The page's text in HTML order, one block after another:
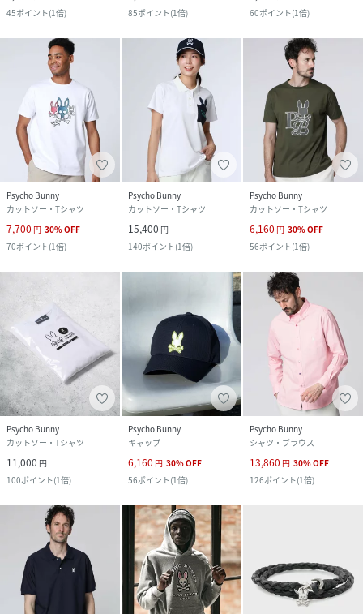
45ポイント(1倍)
85ポイント(1倍)
60ポイント(1倍)
Psycho Bunny
カットソー・Tシャツ
7,700 円 30%OFF
70ポイント(1倍)
Psycho Bunny
カットソー・Tシャツ
15,400 円
140ポイント(1倍)
Psycho Bunny
カットソー・Tシャツ
6,160 円 30%OFF
56ポイント(1倍)
Psycho Bunny
カットソー・Tシャツ
11,000 円
100ポイント(1倍)
Psycho Bunny
キャップ
6,160 円 30%OFF
56ポイント(1倍)
Psycho Bunny
シャツ・ブラウス
13,860 円 30%OFF
126ポイント(1倍)